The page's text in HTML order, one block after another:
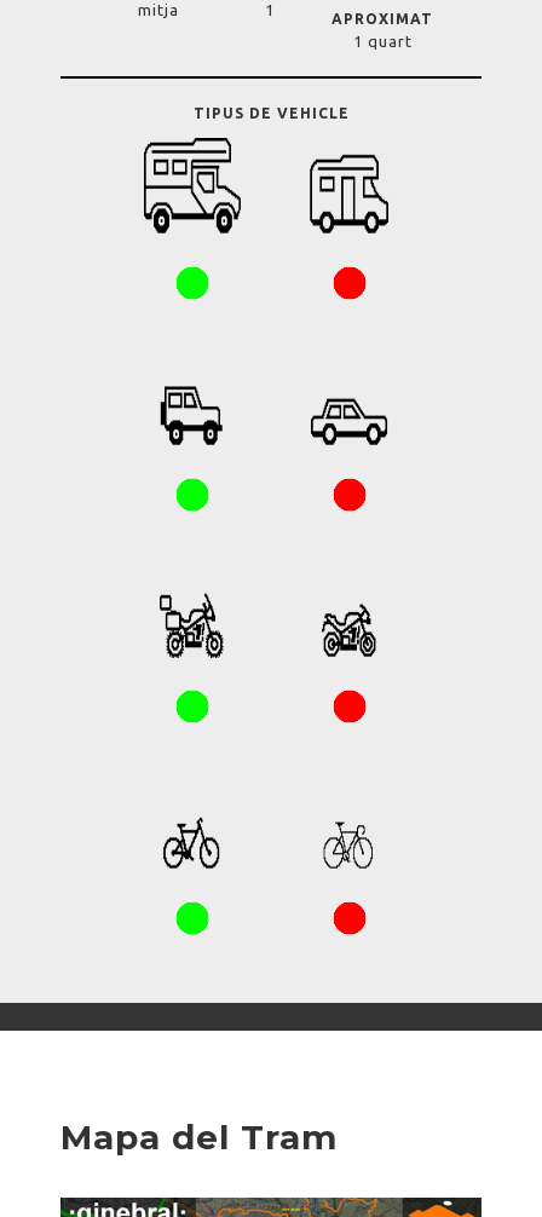
mitja 1
APROXIMAT
1 quart
TIPUS DE VEHICLE
Mapa del Tram